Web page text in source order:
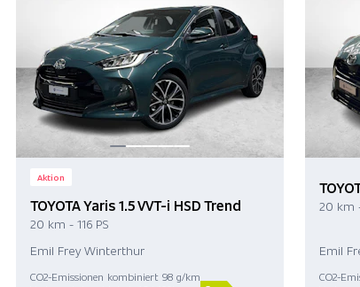
Aktion
TOYOTA Yaris 1.5 VVT-i HSD Trend
20 km - 116 PS
Emil Frey Winterthur
CO2-Emissionen kombiniert 98 g/km
20 km -
Emil
CO2-